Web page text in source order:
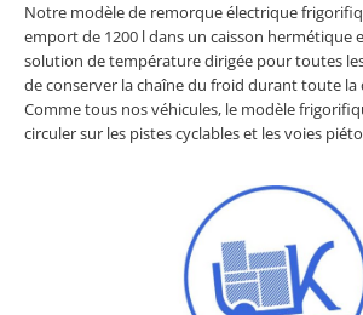
Notre modèle de remorque électrique
emport de 1200 l dans un caisson hermétique
solution de température dirigée pour toutes
de conserver la chaîne du froid durant toute
Comme tous nos véhicules, le modèle
circuler sur les pistes cyclables et les voies